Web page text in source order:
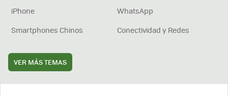
iPhone
WhatsApp
Smartphones Chinos
Conectividad y Redes
VER MÁS TEMAS